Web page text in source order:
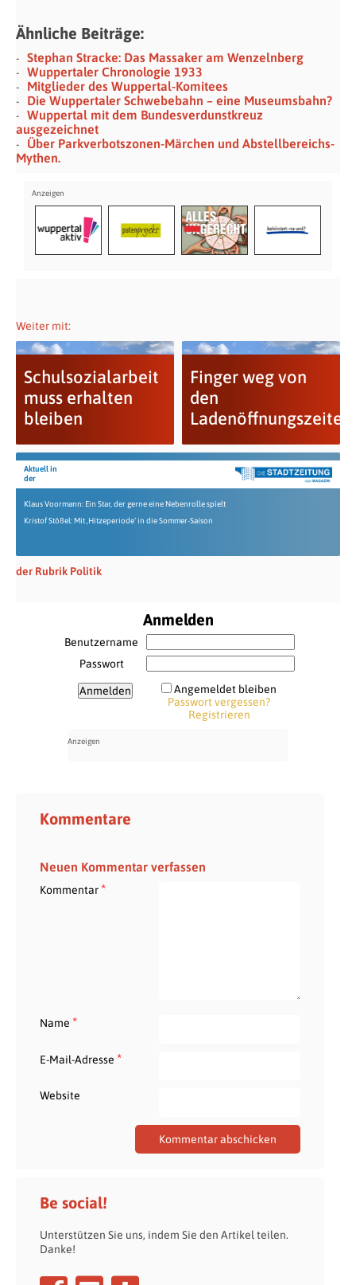
Ähnliche Beiträge:
Stephan Stracke: Das Massaker am Wenzelnberg
Wuppertaler Chronologie 1933
Mitglieder des Wuppertal-Komitees
Die Wuppertaler Schwebebahn – eine Museumsbahn?
Wuppertal mit dem Bundesverdunstkreuz
ausgezeichnet
Über Parkverbotszonen-Märchen und Abstellbereichs-
Mythen.
Weiter mit:
Schulsozialarbeit
muss erhalten
bleiben
Finger weg von
den
Ladenöffnungszeiten
Aktuell in
der
Klaus Voormann: Ein Star, der gerne eine Nebenrolle spielt
Kristof Stößel: Mit ‚Hitzeperiode‘ in die Sommer-Saison
der Rubrik Politik
Anmelden
Benutzername
Passwort
Angemeldet bleiben
Passwort vergessen?
Registrieren
Kommentare
Neuen Kommentar verfassen
Kommentar*
Name *
E-Mail-Adresse *
Website
Be social!
Unterstützen Sie uns, indem Sie den Artikel teilen.
Danke!